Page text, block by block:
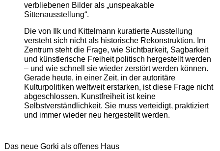
verbliebenen Bilder als „unspeakable
Sittenausstellung“.
Die von Ilk und Kittelmann kuratierte Ausstellung
versteht sich nicht als historische Rekonstruktion. Im
Zentrum steht die Frage, wie Sichtbarkeit, Sagbarkeit
und künstlerische Freiheit politisch hergestellt werden
– und wie schnell sie wieder zerstört werden können.
Gerade heute, in einer Zeit, in der autoritäre
Kulturpolitiken weltweit erstarken, ist diese Frage nicht
abgeschlossen. Kunstfreiheit ist keine
Selbstverständlichkeit. Sie muss verteidigt, praktiziert
und immer wieder neu hergestellt werden.
Das neue Gorki als offenes Haus